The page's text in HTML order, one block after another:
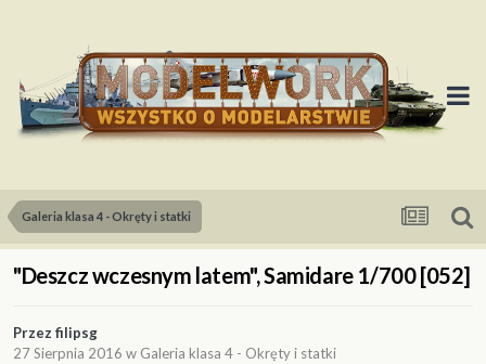
Galeria klasa 4 - Okręty i statki
"Deszcz wczesnym latem", Samidare 1/700 [052]
Przez filipsg
27 Sierpnia 2016 w Galeria klasa 4 - Okręty i statki